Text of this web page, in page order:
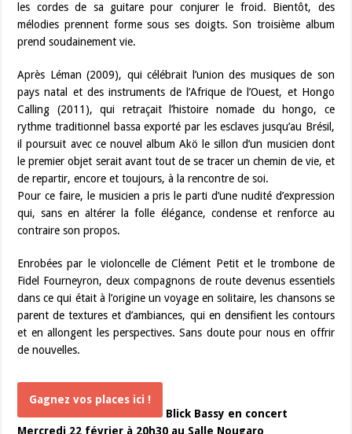
les cordes de sa guitare pour conjurer le froid. Bientôt, des
mélodies prennent forme sous ses doigts. Son troisième album
prend soudainement vie.
Après Léman (2009), qui célébrait l’union des musiques de son
pays natal et des instruments de l’Afrique de l’Ouest, et Hongo
Calling (2011), qui retraçait l’histoire nomade du hongo, ce
rythme traditionnel bassa exporté par les esclaves jusqu’au Brésil,
il poursuit avec ce nouvel album Akö le sillon d’un musicien dont
le premier objet serait avant tout de se tracer un chemin de vie, et
de repartir, encore et toujours, à la rencontre de soi.
Pour ce faire, le musicien a pris le parti d’une nudité d’expression
qui, sans en altérer la folle élégance, condense et renforce au
contraire son propos.
Enrobées par le violoncelle de Clément Petit et le trombone de
Fidel Fourneyron, deux compagnons de route devenus essentiels
dans ce qui était à l’origine un voyage en solitaire, les chansons se
parent de textures et d’ambiances, qui en densifient les contours
et en allongent les perspectives. Sans doute pour nous en offrir
de nouvelles.
Gagnez vos places ici !
Blick Bassy en concert
Mercredi 22 février à 20h30 au Salle Nougaro